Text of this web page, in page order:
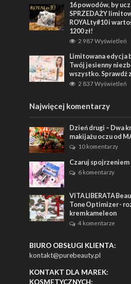
16 powodów, by
SPRZEDAŻY
ROYALty#10 i
1200 zł!
2 987 Wyświetleń
Limitowana edycja
Twój jesienny
wszystko. Sprawdź
2 837 Wyświetleń
Najwięcej komentarzy
Dzień drugi – Dwa
makijażu oczu od
10 komentarzy
Czaruj spojrzeniem
6 komentarzy
VITA LIBERATA
Tone Optimizer -
krem kameleon
4 komentarze
BIURO OBSŁUGI KLIENTA:
kontakt@purebeauty.pl
KONTAKT DLA MAREK:
KOSMETYCZNYCH: